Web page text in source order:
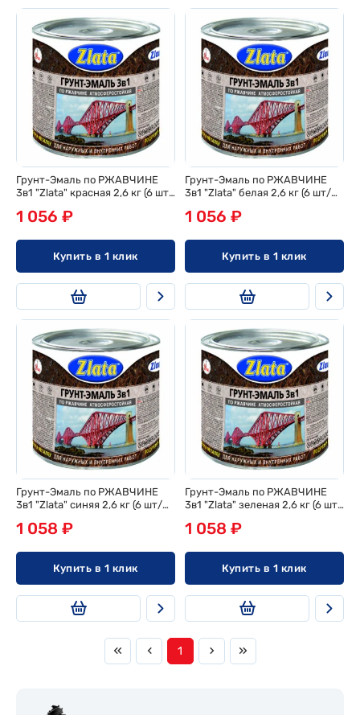
Грунт-Эмаль по РЖАВЧИНЕ
3в1 "Zlata" красная 2,6 кг (6 шт/
1 056 ₽
Купить в 1 клик
Грунт-Эмаль по РЖАВЧИНЕ
3в1 "Zlata" белая 2,6 кг (6 шт/
1 056 ₽
Купить в 1 клик
Грунт-Эмаль по РЖАВЧИНЕ
3в1 "Zlata" синяя 2,6 кг (6 шт/
1 058 ₽
Купить в 1 клик
Грунт-Эмаль по РЖАВЧИНЕ
3в1 "Zlata" зеленая 2,6 кг (6 шт/
1 058 ₽
Купить в 1 клик
1